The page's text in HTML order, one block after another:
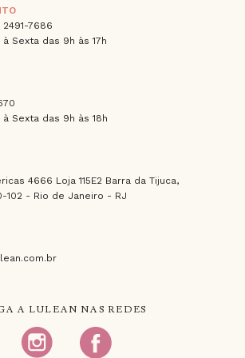
7686
à Sexta das 9h às 17h
à Sexta das 9h às 18h
4666 Loja 115E2 Barra da Tijuca,
102 - Rio de Janeiro - RJ
A LULEAN NAS REDES